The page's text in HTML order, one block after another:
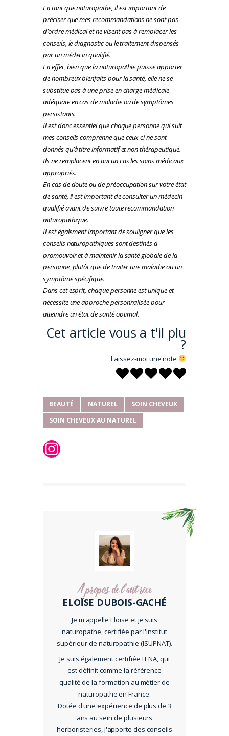
En tant que naturopathe, il est important de
préciser que mes recommandations ne sont pas
d’ordre médical et ne visent pas à remplacer les
conseils, le diagnostic ou le traitement dispensés
par un médecin qualifié.
En effet, bien que la naturopathie puisse apporter
de nombreux bienfaits pour la santé, elle ne se
substitue pas à une prise en charge médicale
adéquate en cas de maladie ou de symptômes
persistants.
Il est donc essentiel que chaque personne qui suit
mes conseils comprenne que ceux-ci ne sont
donnés qu’à titre informatif et non thérapeutique.
Ils ne remplacent en aucun cas les soins médicaux
appropriés.
En cas de doute ou de préoccupation sur votre état
de santé, il est important de consulter un médecin
qualifié avant de suivre toute recommandation
naturopathique.
Il est également important de souligner que les
conseils naturopathiques sont destinés à
promouvoir et à maintenir la santé globale de la
personne, plutôt que de traiter une maladie ou un
symptôme spécifique.
Dans cet esprit, chaque personne est unique et
nécessite une approche personnalisée pour
atteindre un état de santé optimal.
Cet article vous a t'il plu
?
Laissez-moi une note
BEAUTÉ NATUREL
SOIN CHEVEUX
SOIN CHEVEUX AU NATUREL
A propos de l'autrice
ELOÏSE DUBOIS-GACHÉ
Je m'appelle Eloïse et je suis
naturopathe, certifiée par l'institut
supérieur de naturopathie (ISUPNAT).
Je suis également certifiée FENA, qui
est définit comme la référence
qualité de la formation au métier de
naturopathe en France.
Dotée d'une expérience de plus de 3
ans au sein de plusieurs
herboristeries, j'apporte des conseils